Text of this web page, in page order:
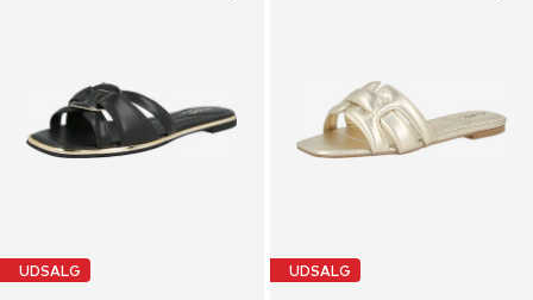
UDSALG UDSALG